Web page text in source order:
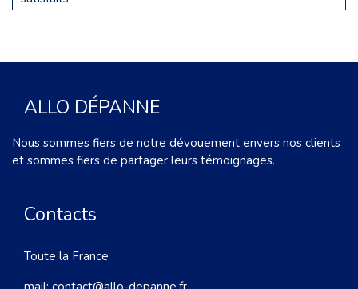
ALLO DÉPANNE
Nous sommes fiers de notre dévouement envers nos clients
et sommes fiers de partager leurs témoignages.
Contacts
Toute la France